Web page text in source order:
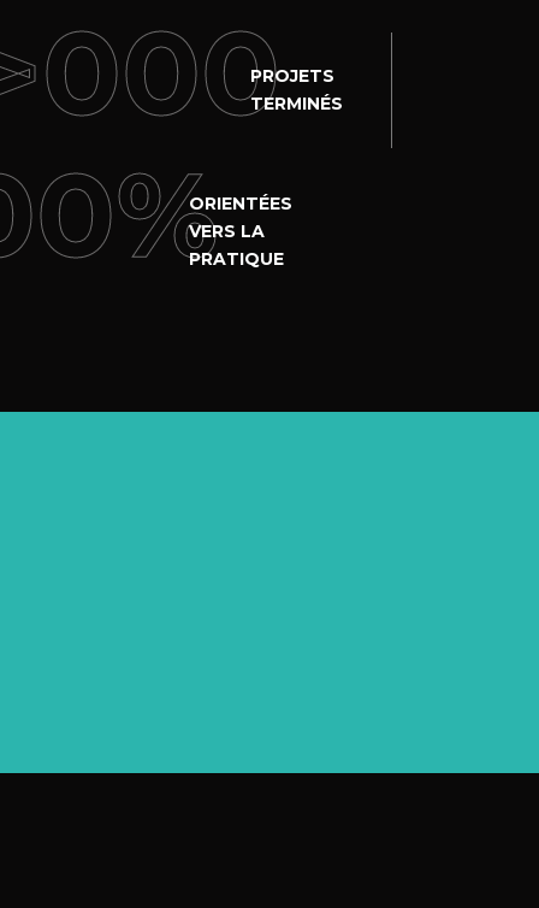
PROJETS
TERMINÉS
000
ORIENTÉES
VERS LA
PRATIQUE
%